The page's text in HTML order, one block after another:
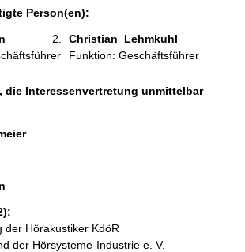
Person(en):
Christian  Lehmkuhl
Funktion: Geschäftsführer
die Interessenvertretung unmittelbar
der Hörakustiker KdöR
der Hörsysteme-Industrie e. V.